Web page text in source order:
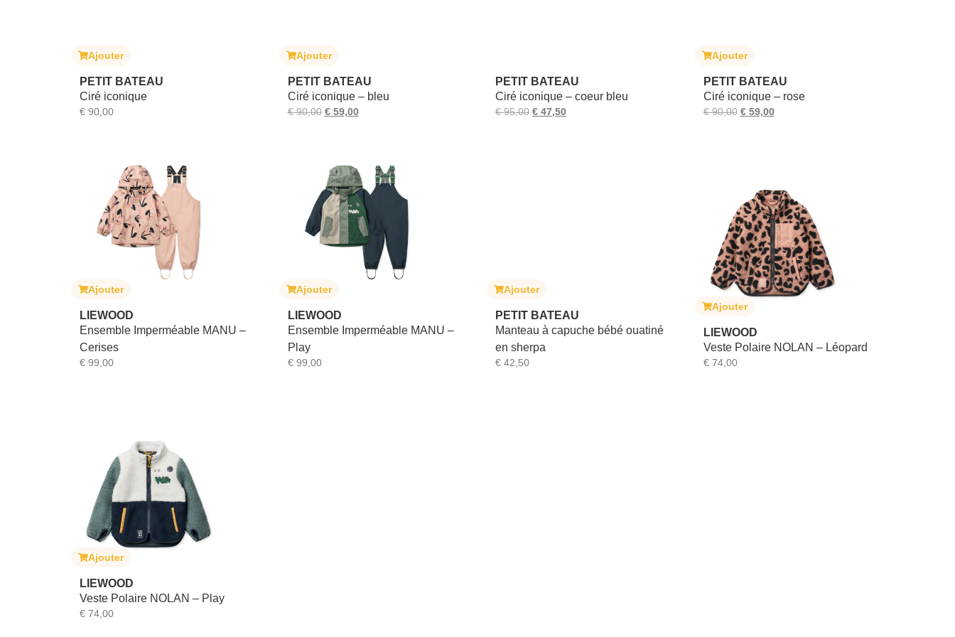
Ajouter
PETIT BATEAU
Ciré iconique
€ 90,00
Ajouter
PETIT BATEAU
Ciré iconique – bleu
€90,00 €59,00
PETIT BATEAU
Ciré iconique – coeur bleu
€95,00 € 47,50
Ajouter
PETIT BATEAU
Ciré iconique – rose
€90,00 €59,00
Ajouter
LIEWOOD
Ensemble Imperméable MANU –
Cerises
€ 99,00
Ajouter
LIEWOOD
Ensemble Imperméable MANU –
Play
€99,00
Ajouter
PETIT BATEAU
Manteau à capuche bébé ouatiné
en sherpa
€ 42,50
Ajouter
LIEWOOD
Veste Polaire NOLAN – Léopard
€74,00
Ajouter
LIEWOOD
Veste Polaire NOLAN – Play
€ 74,00